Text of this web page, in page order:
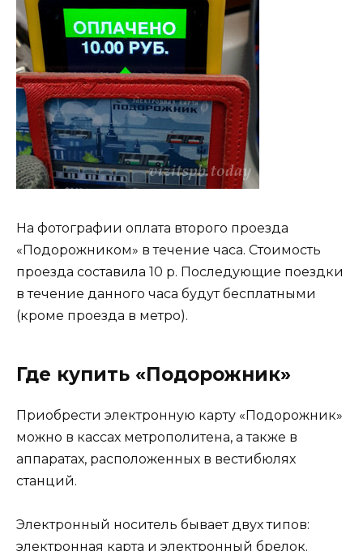
На фотографии оплата второго проезда
«Подорожником» в течение часа. Стоимость
проезда составила 10 р. Последующие поездки
в течение данного часа будут бесплатными
(кроме проезда в метро).
Где купить «Подорожник»
Приобрести электронную карту «Подорожник»
можно в кассах метрополитена, а также в
аппаратах, расположенных в вестибюлях
станций.
Электронный носитель бывает двух типов:
электронная карта и электронный брелок.